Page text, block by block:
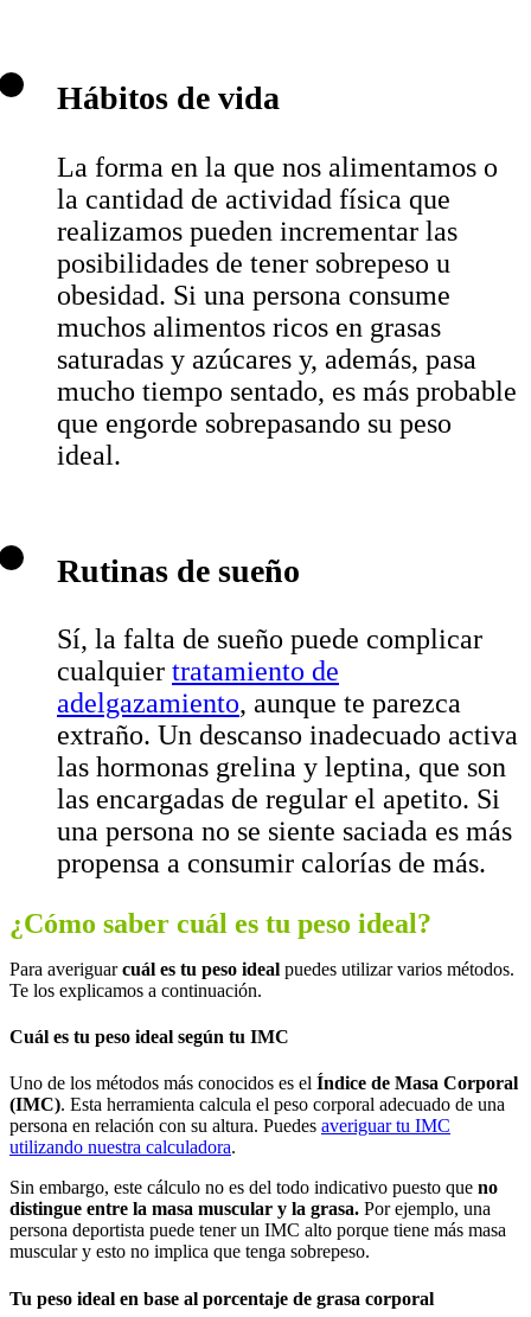
Hábitos de vida
La forma en la que nos alimentamos o
la cantidad de actividad física que
realizamos pueden incrementar las
posibilidades de tener sobrepeso u
obesidad. Si una persona consume
muchos alimentos ricos en grasas
saturadas y azúcares y, además, pasa
mucho tiempo sentado, es más probable
que engorde sobrepasando su peso
ideal.
Rutinas de sueño
Sí, la falta de sueño puede complicar
cualquier tratamiento de
adelgazamiento, aunque te parezca
extraño. Un descanso inadecuado activa
las hormonas grelina y leptina, que son
las encargadas de regular el apetito. Si
una persona no se siente saciada es más
propensa a consumir calorías de más.
¿Cómo saber cuál es tu peso ideal?
Para averiguarcuál es tu peso ideal puedes utilizar varios métodos.
Te los explicamos a continuación.
Cuál es tu peso ideal según tu IMC
Uno de los métodos más conocidos es el Índice de Masa Corporal
(IMC). Esta herramienta calcula el peso corporal adecuado de una
persona en relación con su altura. Puedes averiguar tu IMC
utilizando nuestra calculadora.
Sin embargo, este cálculo no es del todo indicativo puesto que no
distingue entre la masa muscular y la grasa. Por ejemplo, una
persona deportista puede tener un IMC alto porque tiene más masa
muscular y esto no implica que tenga sobrepeso.
Tu peso ideal en base al porcentaje de grasa corporal